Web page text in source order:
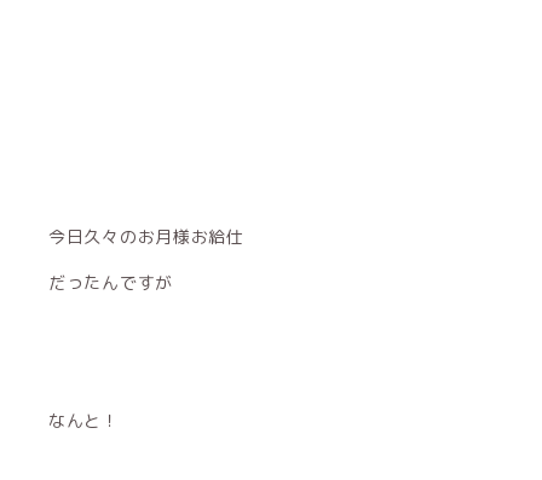
今日久々のお月様お給仕
だったんですが
なんと！